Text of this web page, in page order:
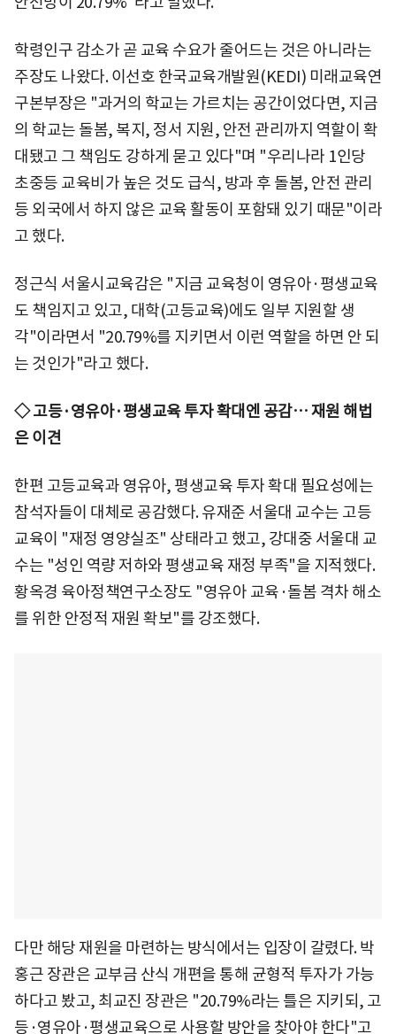
학령인구 감소가 곧 교육 수요가 줄어드는 것은 아니라는
주장도 나왔다. 이선호 한국교육개발원(KEDI) 미래교육연
구본부장은 "과거의 학교는 가르치는 공간이었다면, 지금
의 학교는 돌봄, 복지, 정서 지원, 안전 관리까지 역할이 확
대됐고 그 책임도 강하게 묻고 있다"며 "우리나라 1인당
초중등 교육비가 높은 것도 급식, 방과 후 돌봄, 안전 관리
등 외국에서 하지 않은 교육 활동이 포함돼 있기 때문"이라
고 했다.
정근식 서울시교육감은 "지금 교육청이 영유아·평생교육
도 책임지고 있고, 대학(고등교육)에도 일부 지원할 생
각"이라면서 "20.79%를 지키면서 이런 역할을 하면 안 되
는 것인가"라고 했다.
◇ 고등·영유아·평생교육 투자 확대엔 공감… 재원 해법
은 이견
한편 고등교육과 영유아, 평생교육 투자 확대 필요성에는
참석자들이 대체로 공감했다. 유재준 서울대 교수는 고등
교육이 "재정 영양실조" 상태라고 했고, 강대중 서울대 교
수는 "성인 역량 저하와 평생교육 재정 부족"을 지적했다.
황옥경 육아정책연구소장도 "영유아 교육·돌봄 격차 해소
를 위한 안정적 재원 확보"를 강조했다.
다만 해당 재원을 마련하는 방식에서는 입장이 갈렸다. 박
홍근 장관은 교부금 산식 개편을 통해 균형적 투자가 가능
하다고 봤고, 최교진 장관은 "20.79%라는 틀은 지키되, 고
등·영유아·평생교육으로 사용할 방안을 찾아야 한다"고